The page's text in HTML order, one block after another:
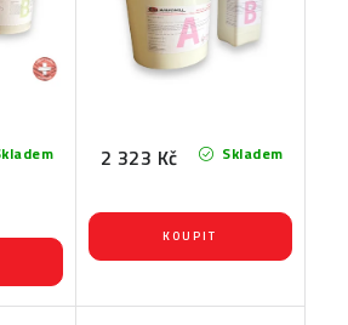
Skladem
2 323 Kč